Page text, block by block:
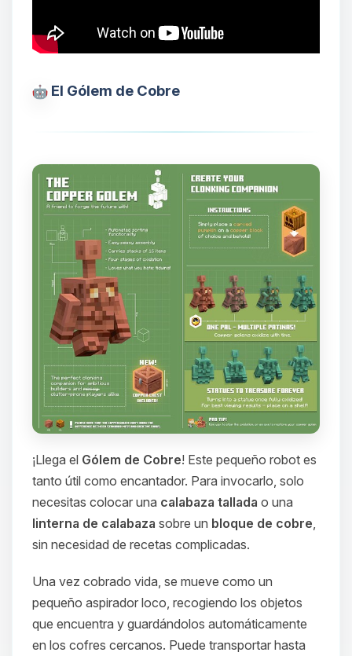
El Gólem de Cobre
¡Llega el Gólem de Cobre! Este pequeño robot es
tanto útil como encantador. Para invocarlo, solo
necesitas colocar una calabaza tallada o una
linterna de calabaza sobre un bloque de cobre,
sin necesidad de recetas complicadas.
Una vez cobrado vida, se mueve como un
pequeño aspirador loco, recogiendo los objetos
que encuentra y guardándolos automáticamente
en los cofres cercanos. Puede transportar hasta